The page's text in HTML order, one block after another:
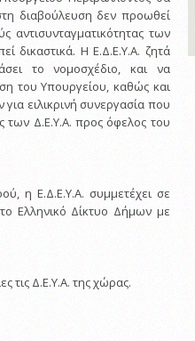
διαβούλευση δεν προωθεί
αντισυνταγματικότητας των
δικαστικά. Η Ε.Δ.Ε.Υ.Α. ζητά
το νομοσχέδιο, και να
του Υπουργείου, καθώς και
ειλικρινή συνεργασία που
των Δ.Ε.Υ.Α. προς όφελος του
η Ε.Δ.Ε.Υ.Α. συμμετέχει σε
Ελληνικό Δίκτυο Δήμων με
τις Δ.Ε.Υ.Α. της χώρας.